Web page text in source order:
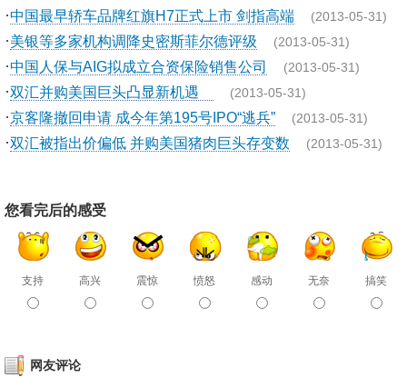
·中国最早轿车品牌红旗H7正式上市 剑指高端 (2013-05-31)
·美银等多家机构调降史密斯菲尔德评级 (2013-05-31)
·中国人保与AIG拟成立合资保险销售公司 (2013-05-31)
·双汇并购美国巨头凸显新机遇 (2013-05-31)
·京客隆撤回申请 成今年第195号IPO“逃兵” (2013-05-31)
·双汇被指出价偏低 并购美国猪肉巨头存变数 (2013-05-31)
您看完后的感受
支持 高兴 震惊 愤怒 感动 无奈 搞笑
网友评论